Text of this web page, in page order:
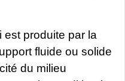
est produite par la
fluide ou solide
du milieu